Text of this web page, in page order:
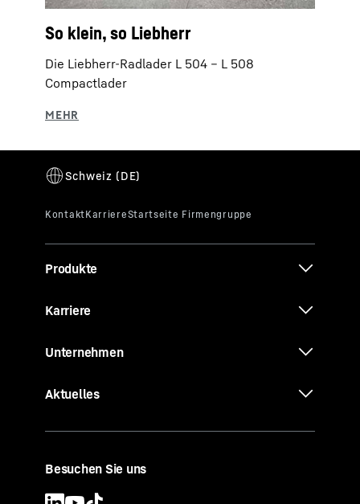
So klein, so Liebherr
Die Liebherr-Radlader L 504 – L 508
Compactlader
Produkte
Karriere
Unternehmen
Aktuelles
Besuchen Sie uns